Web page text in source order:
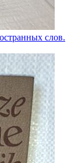
слов.